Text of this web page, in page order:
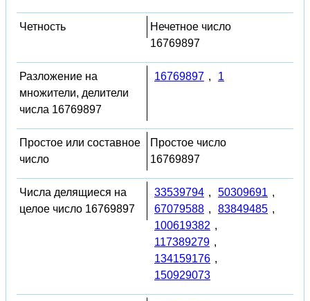
Четность
Нечетное число
16769897
Разложение на
множители, делители
числа 16769897
16769897 , 1
Простое или составное
число
Простое число
16769897
Числа делящиеся на
целое число 16769897
33539794 , 50309691 ,
67079588 , 83849485 ,
100619382 ,
117389279 ,
134159176 ,
150929073